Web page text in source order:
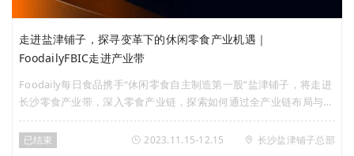
走进盐津铺子，探寻变革下的休闲零食产业机遇｜
FoodailyFBIC走进产业带
Foodaily每日食品携手“休闲零食自主制造第一股”盐津铺子，将走进
长沙零食产业带，深入零食产业链，探索如何通过全产业链布局与供
应链变革从而打造零食品牌新势能，挖掘未来品类新机遇，钻探如何
用品类创新打造超级爆品，解密零食品牌如何实现跃迁与突围。
已结束 2023.11.15-12.15 长沙盐津铺子总部